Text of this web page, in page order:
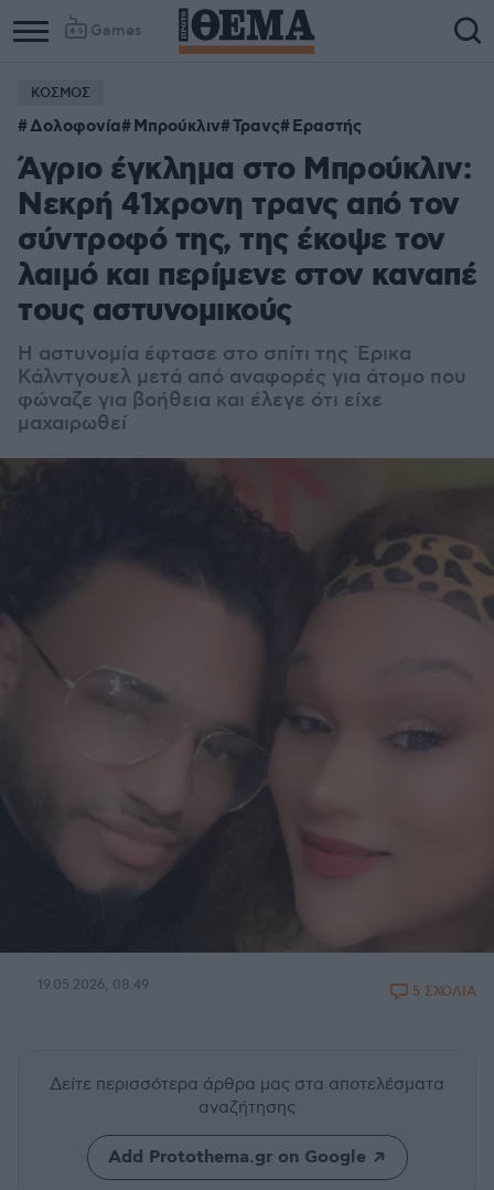
Games
ΚΟΣΜΟΣ
Δολοφονία Μπρούκλιν Τρανς Εραστής
Άγριο έγκλημα στο Μπρούκλιν:
Νεκρή 41χρονη τρανς από τον
σύντροφό της, της έκοψε τον
λαιμό και περίμενε στον καναπέ
τους αστυνομικούς
Η αστυνομία έφτασε στο σπίτι της Έρικα
Κάλντγουελ μετά από αναφορές για άτομο που
φώναζε για βοήθεια και έλεγε ότι είχε
μαχαιρωθεί
19.05.2026, 08:49 5 ΣΧΟΛΙΑ
Δείτε περισσότερα άρθρα μας στα αποτελέσματα
αναζήτησης
Add Protothema.gr on Google